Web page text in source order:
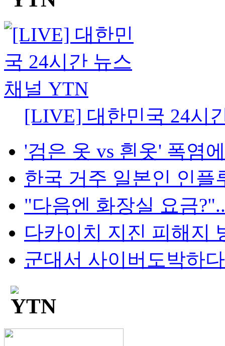
[LIVE] 대한민국 24시
'검은 옷 vs 흰옷' 폭염
한국 거주 일본인 인플
"다음엔 화장실 요금
다카이치 지진 피해지
군대서 사이버도박하